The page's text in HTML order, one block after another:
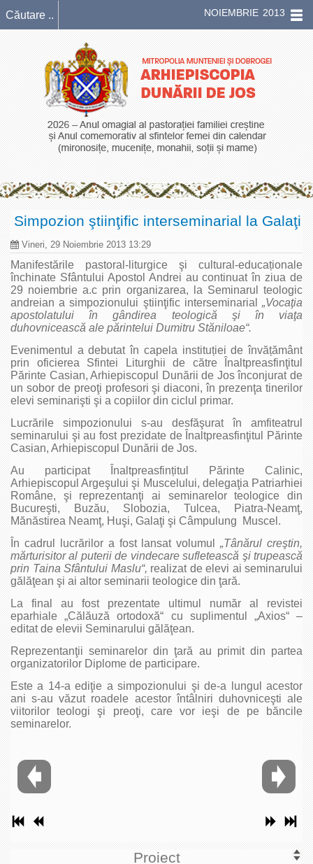
NOIEMBRIE 2013
Simpozion ştiinţific interseminarial la Galaţi
Vineri, 29 Noiembrie 2013 13:29
Manifestările pastoral-liturgice şi cultural-educaționale
închinate Sfântului Apostol Andrei au continuat în ziua de
29 noiembrie a.c prin organizarea, la Seminarul teologic
andreian a simpozionului ştiinţific interseminarial „Vocaţia
apostolatului în gândirea teologică şi în viaţa
duhovnicească ale părintelui Dumitru Stăniloae“.
Evenimentul a debutat în capela instituției de învățământ
prin oficierea Sfintei Liturghii de către Înaltpreasfinţitul
Părinte Casian, Arhiepiscopul Dunării de Jos înconjurat de
un sobor de preoţi profesori şi diaconi, în prezenţa tinerilor
elevi seminarişti şi a copiilor din ciclul primar.
Lucrările simpozionului s-au desfăşurat în amfiteatrul
seminarului şi au fost prezidate de Înaltpreasfinţitul Părinte
Casian, Arhiepiscopul Dunării de Jos.
Au participat Înaltpreasfințitul Părinte Calinic,
Arhiepiscopul Argeşului şi Muscelului, delegaţia Patriarhiei
Române, şi reprezentanţi ai seminarelor teologice din
Bucureşti, Buzău, Slobozia, Tulcea, Piatra-Neamţ,
Mănăstirea Neamţ, Huşi, Galaţi şi Câmpulung Muscel.
În cadrul lucrărilor a fost lansat volumul„Tânărul creştin,
mărturisitor al puterii de vindecare sufletească şi trupească
prin Taina Sfântului Maslu“, realizat de elevi ai seminarului
gălăţean şi ai altor seminarii teologice din ţară.
La final au fost prezentate ultimul număr al revistei
eparhiale „Călăuză ortodoxă“ cu suplimentul „Axios“ –
editat de elevii Seminarului gălăţean.
Reprezentanţii seminarelor din ţară au primit din partea
organizatorilor Diplome de participare.
Este a 14-a ediţie a simpozionului şi de-a lungul acestor
ani s-au văzut roadele acestor întâlniri duhovniceşti ale
viitorilor teologi şi preoţi, care vor ieşi de pe băncile
seminarelor.
Proiect